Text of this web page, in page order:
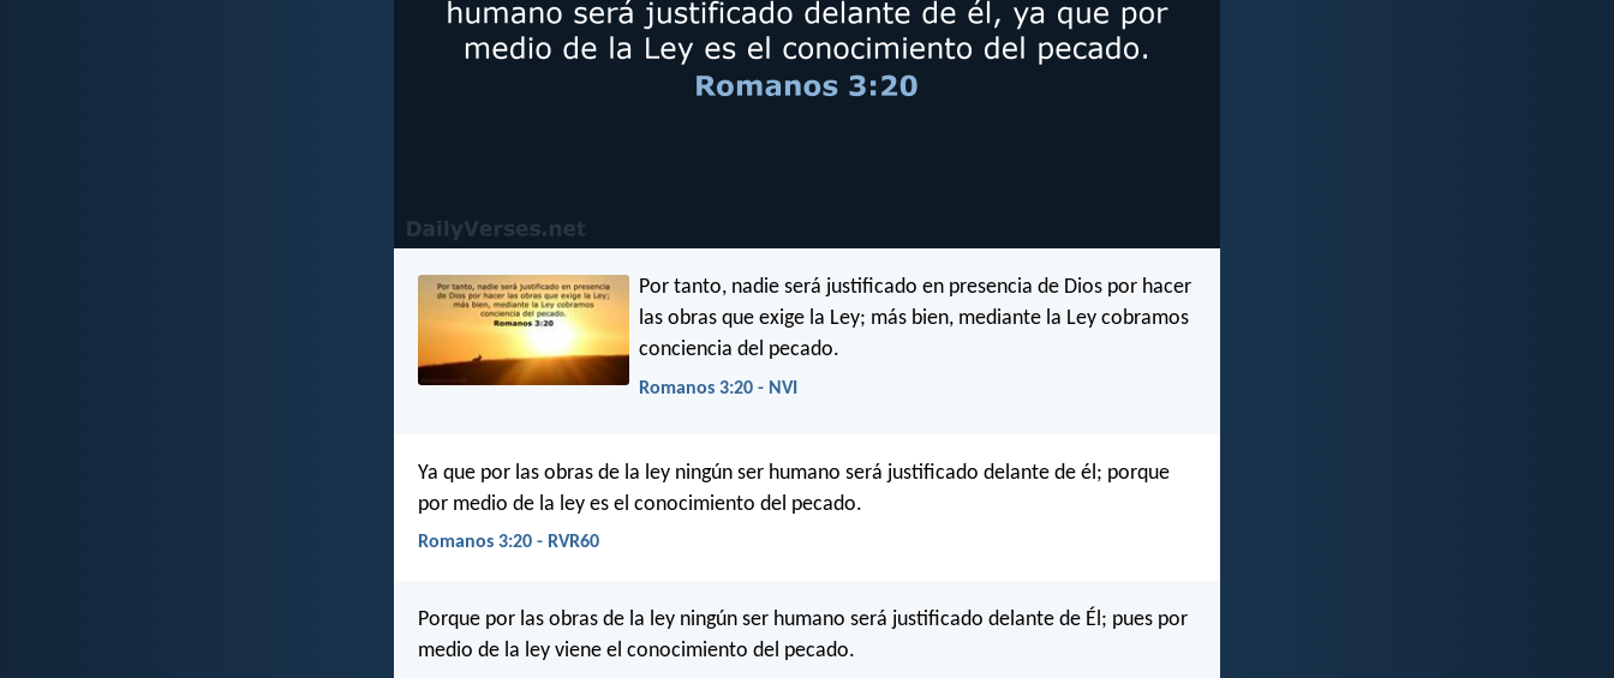
Por tanto, nadie será justificado en presencia de Dios por hacer
las obras que exige la Ley; más bien, mediante la Ley cobramos
conciencia del pecado.
Romanos 3:20 - NVI
Ya que por las obras de la ley ningún ser humano será justificado delante de él; porque
por medio de la ley es el conocimiento del pecado.
Romanos 3:20 - RVR60
Porque por las obras de la ley ningún ser humano será justificado delante de Él; pues por
medio de la ley viene el conocimiento del pecado.